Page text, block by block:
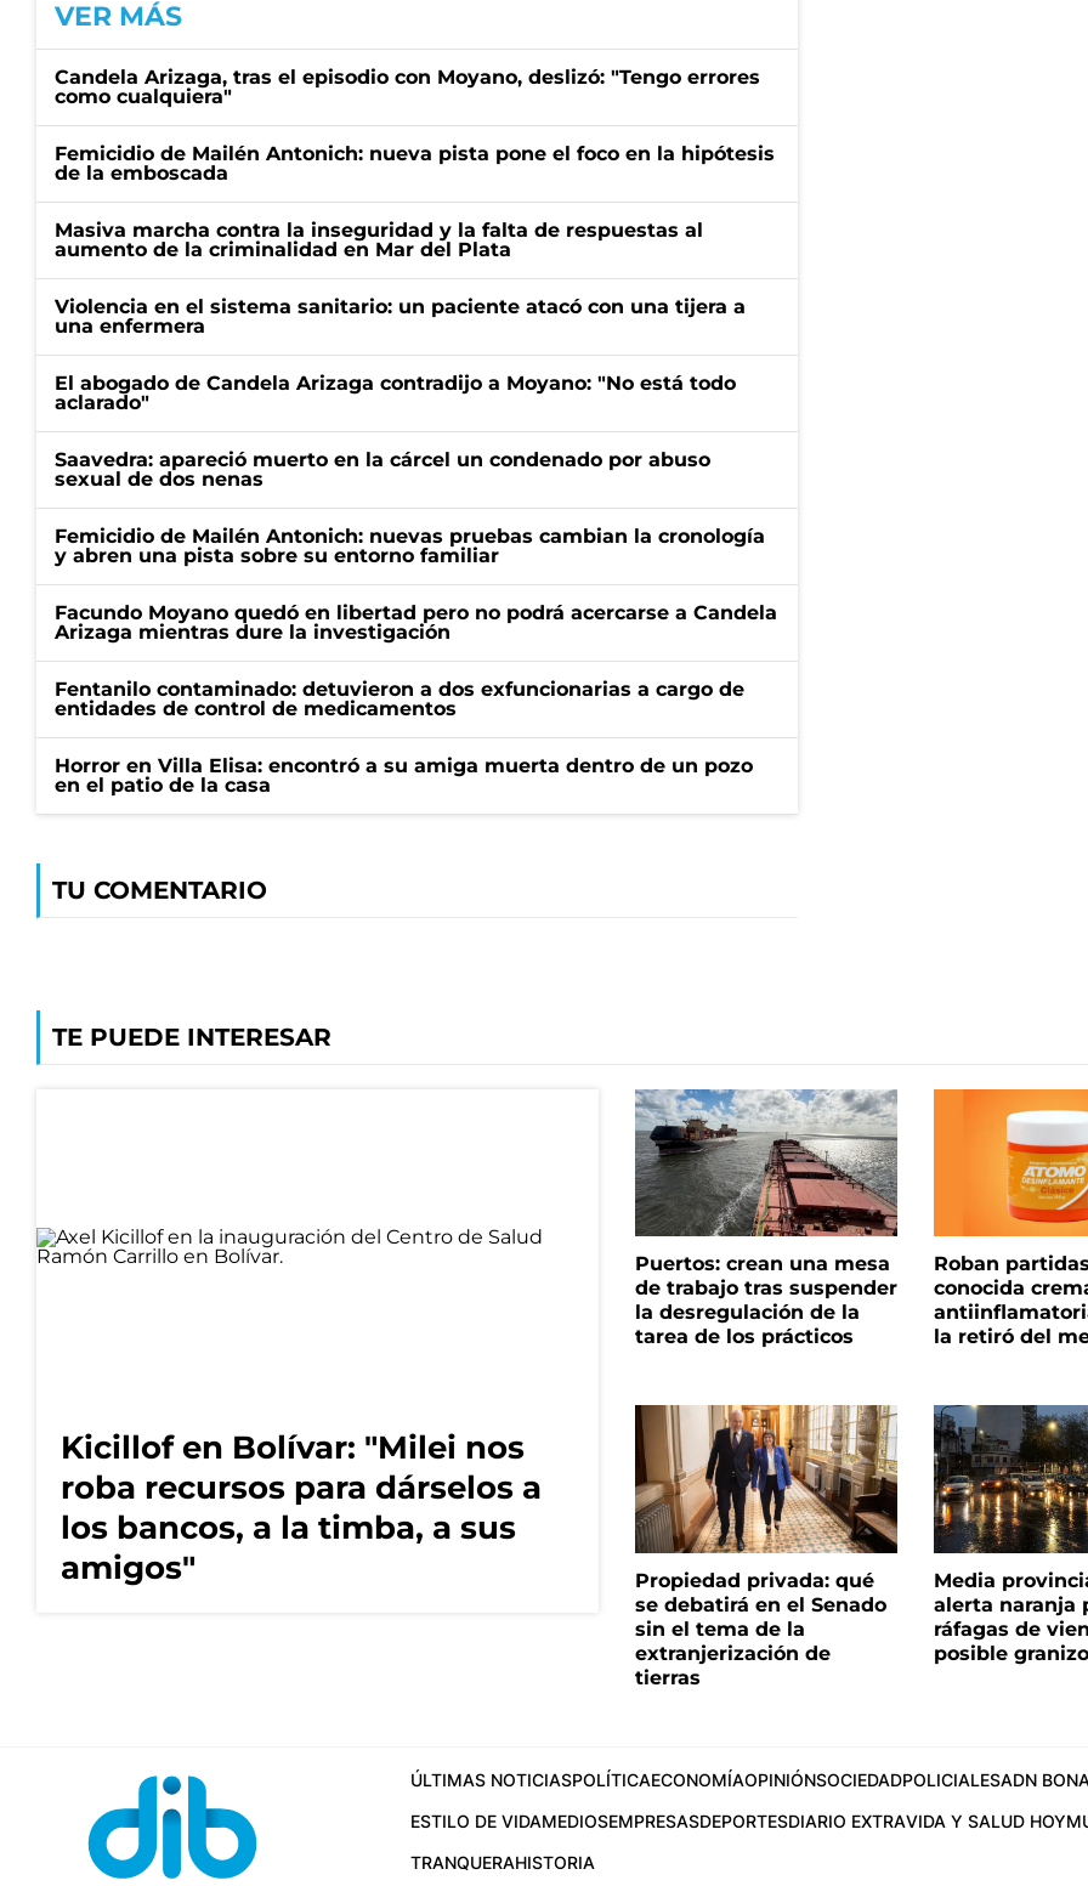
VER MÁS
Candela Arizaga, tras el episodio con Moyano, deslizó: "Tengo errores
como cualquiera"
Femicidio de Mailén Antonich: nueva pista pone el foco en la hipótesis
de la emboscada
Masiva marcha contra la inseguridad y la falta de respuestas al
aumento de la criminalidad en Mar del Plata
Violencia en el sistema sanitario: un paciente atacó con una tijera a
una enfermera
El abogado de Candela Arizaga contradijo a Moyano: "No está todo
aclarado"
Saavedra: apareció muerto en la cárcel un condenado por abuso
sexual de dos nenas
Femicidio de Mailén Antonich: nuevas pruebas cambian la cronología
y abren una pista sobre su entorno familiar
Facundo Moyano quedó en libertad pero no podrá acercarse a Candela
Arizaga mientras dure la investigación
Fentanilo contaminado: detuvieron a dos exfuncionarias a cargo de
entidades de control de medicamentos
Horror en Villa Elisa: encontró a su amiga muerta dentro de un pozo
en el patio de la casa
TU COMENTARIO
TE PUEDE INTERESAR
Kicillof en Bolívar: "Milei nos
roba recursos para dárselos a
los bancos, a la timba, a sus
amigos"
Puertos: crean una mesa
de trabajo tras suspender
la desregulación de la
tarea de los prácticos
Roban
conocida
la retiró del
Propiedad privada: qué
se debatirá en el Senado
sin el tema de la
extranjerización de
tierras
Media
alerta naranja
ráfagas de
posible granizo
ÚLTIMAS NOTICIASPOLÍTICAECONOMÍAOPINIÓNSOCIEDADPOLICIALESADN
ESTILO DE VIDAMEDIOSEMPRESASDEPORTESDIARIO EXTRAVIDA Y SALUD HOY
TRANQUERAHISTORIA